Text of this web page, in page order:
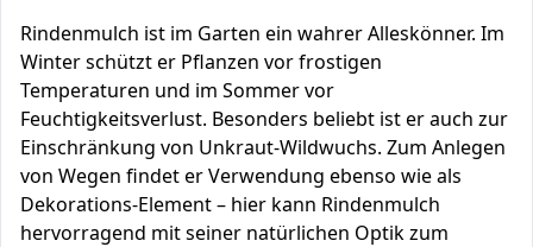
Rindenmulch ist im Garten ein wahrer Alleskönner. Im
Winter schützt er Pflanzen vor frostigen
Temperaturen und im Sommer vor
Feuchtigkeitsverlust. Besonders beliebt ist er auch zur
Einschränkung von Unkraut-Wildwuchs. Zum Anlegen
von Wegen findet er Verwendung ebenso wie als
Dekorations-Element – hier kann Rindenmulch
hervorragend mit seiner natürlichen Optik zum